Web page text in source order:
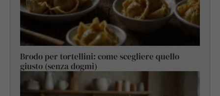
Brodo per tortellini: come scegliere quello
giusto (senza dogmi)